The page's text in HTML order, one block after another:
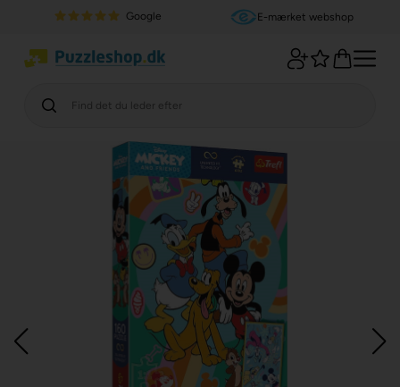
Google E-mærket webshop